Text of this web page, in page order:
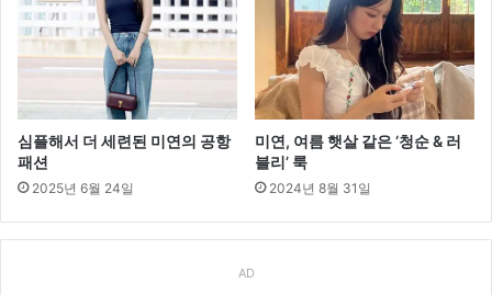
심플해서 더 세련된 미연의 공항
패션
2025년 6월 24일
미연, 여름 햇살 같은 ‘청순 & 러
블리’ 룩
2024년 8월 31일
AD